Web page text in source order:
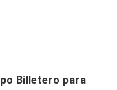
Billetero para